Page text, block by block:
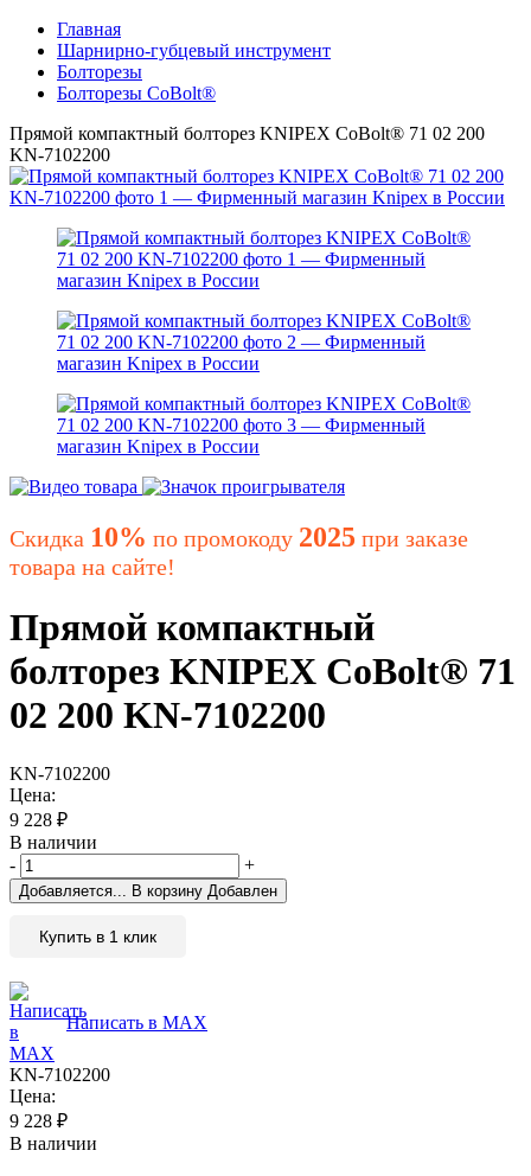
Главная
Шарнирно-губцевый инструмент
Болторезы
Болторезы CoBolt®
Прямой компактный болторез KNIPEX CoBolt® 71 02 200
KN-7102200
Скидка 10% по промокоду 2025 при заказе
товара на сайте!
Прямой компактный
болторез KNIPEX CoBolt® 71
02 200 KN-7102200
KN-7102200
Цена:
9 228 ₽
В наличии
-
+
Добавляется... В корзину Добавлен
Купить в 1 клик
Написать в MAX
KN-7102200
Цена:
9 228 ₽
В наличии